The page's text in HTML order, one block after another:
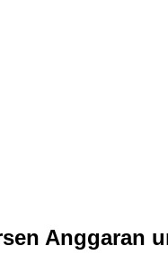
Anggaran